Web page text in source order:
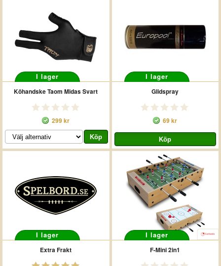
I lager
Köhandske Taom Midas Svart
299 kr
I lager
Glidspray
69 kr
I lager
Extra Frakt
I lager
F-Mini 2in1